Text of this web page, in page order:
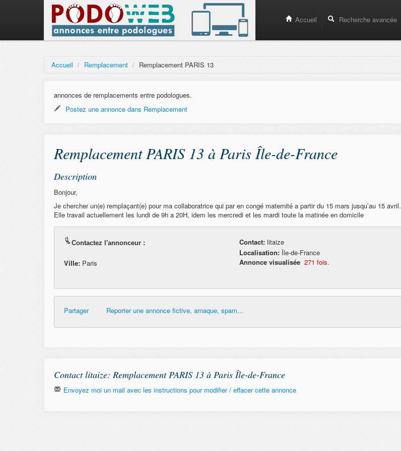
Accueil Recherche avancée
Accueil / Remplacement / Remplacement PARIS 13
annonces de remplacements entre podologues.
Postez une annonce dans Remplacement
Remplacement PARIS 13 à Paris Île-de-France
Description
Bonjour,
Je chercher un(e) remplaçant(e) pour ma collaboratrice qui par en congé maternité a partir du 15 mars jusqu’au 15 avril.
Elle travail actuellement les lundi de 9h a 20H, idem les mercredi et les mardi toute la matinée en domicile
Contactez l'annonceur : Contact:litaize
Localisation:Île-de-France
Ville: Paris Annonce visualisée 271 fois.
Partager Reporter une annonce fictive, arnaque, spam...
Contact litaize: Remplacement PARIS 13 à Paris Île-de-France
Envoyez moi un mail avec les instructions pour modifier / effacer cette annonce